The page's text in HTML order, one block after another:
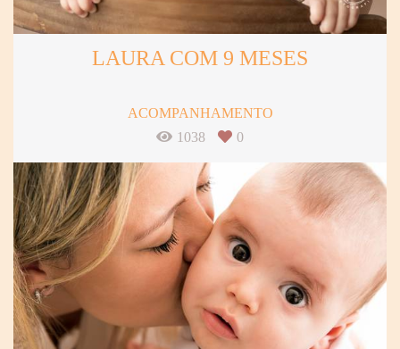
LAURA COM 9 MESES
ACOMPANHAMENTO
1038
0